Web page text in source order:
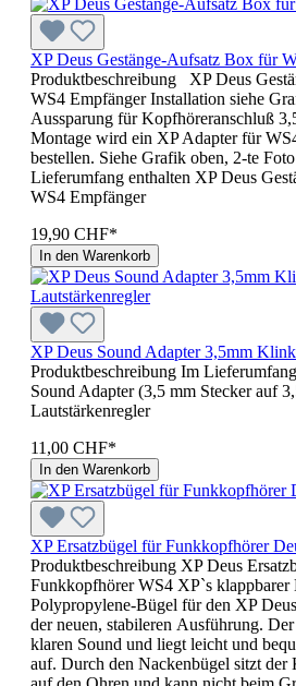
XP Deus Gestänge-Aufsatz Box für
Produktbeschreibung XP Deus
WS4 Empfänger Installation siehe
Aussparung für Kopfhöreranschluß
Montage wird ein XP Adapter für
bestellen. Siehe Grafik oben, 2-te
Lieferumfang enthalten XP Deus
WS4 Empfänger
19,90 CHF*
In den Warenkorb
XP Deus Sound Adapter 3,5mm
Produktbeschreibung Im
Sound Adapter (3,5 mm Stecker auf
Lautstärkenregler
11,00 CHF*
In den Warenkorb
XP Ersatzbügel für Funkkopfhörer
Produktbeschreibung XP Deus
Funkkopfhörer WS4 XP`s
Polypropylene-Bügel für den XP
der neuen, stabileren Ausführung.
klaren Sound und liegt leicht und
auf. Durch den Nackenbügel sitzt